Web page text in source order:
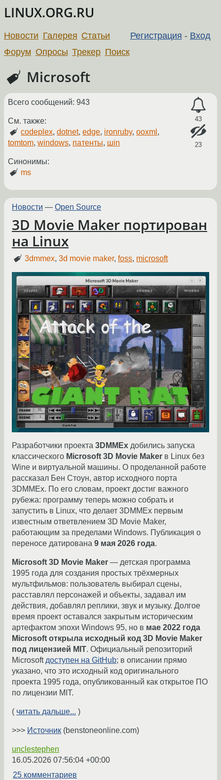
LINUX.ORG.RU
Регистрация - Вход
Новости Галерея Статьи
Форум Опросы Трекер Поиск
Microsoft
43
23
Всего сообщений: 943
См. также:
codeplex,dotnet,edge, ironruby,ooxml ,
tomtom, windows, патенты, шin
Синонимы:
ms
Новости — Open Source
3D Movie Maker портирован
на Linux
3dmmex,3d movie maker,foss, microsoft
Разработчики проекта 3DMMEx добились запуска
классического Microsoft 3D Movie Maker в Linux без
Wine и виртуальной машины. О проделанной работе
рассказал Бен Стоун, автор исходного порта
3DMMEx. По его словам, проект достиг важного
рубежа: программу теперь можно собрать и
запустить в Linux, что делает 3DMMEx первым
известным ответвлением 3D Movie Maker,
работающим за пределами Windows. Публикация о
переносе датирована 9 мая 2026 года.
Microsoft 3D Movie Maker — детская программа
1995 года для создания простых трёхмерных
мультфильмов: пользователь выбирал сцены,
расставлял персонажей и объекты, задавал им
действия, добавлял реплики, звук и музыку. Долгое
время проект оставался закрытым историческим
артефактом эпохи Windows 95, но в мае 2022 года
Microsoft открыла исходный код 3D Movie Maker
под лицензией MIT. Официальный репозиторий
Microsoft доступен на GitHub; в описании прямо
указано, что это исходный код оригинального
проекта 1995 года, опубликованный как открытое ПО
по лицензии MIT.
( читать дальше... )
>>> Источник (benstoneonline.com)
unclestephen
16.05.2026 07:56:04 +00:00
25 комментариев